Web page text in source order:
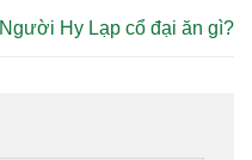
Người Hy Lạp cổ đại ăn gì?